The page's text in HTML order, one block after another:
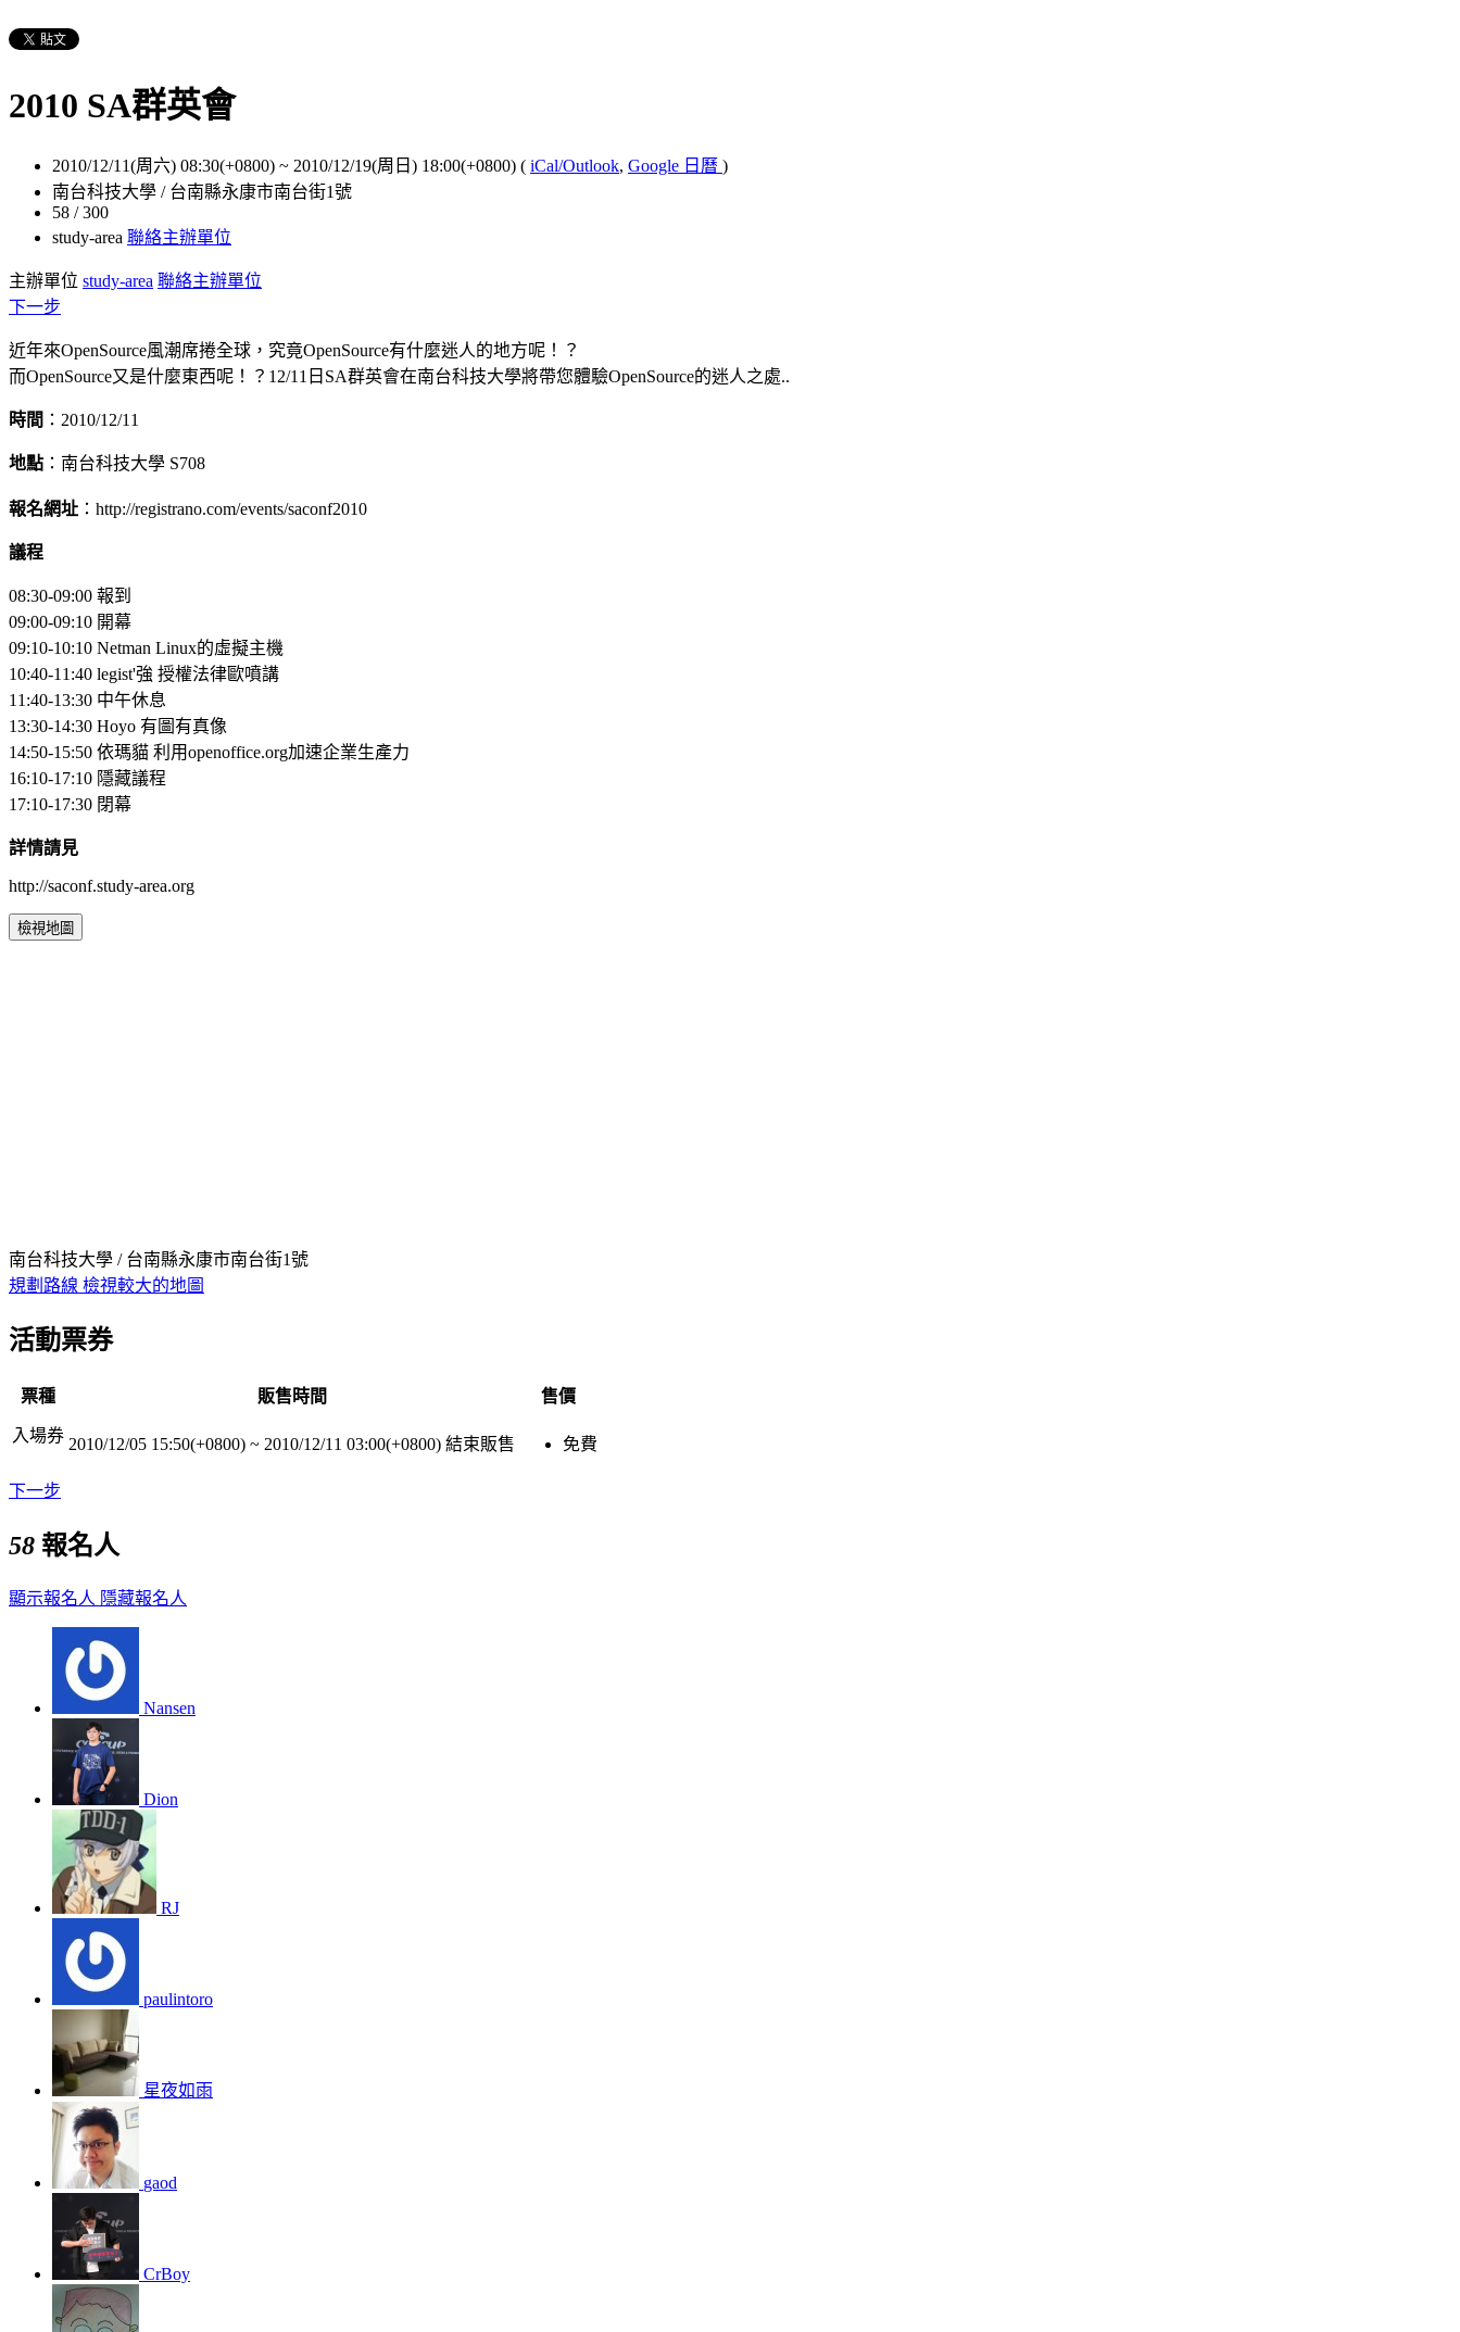
2010 SA群英會
2010/12/11(周六) 08:30(+0800) ~ 2010/12/19(周日) 18:00(+0800) ( iCal/Outlook, Google 日曆 )
南台科技大學 / 台南縣永康市南台街1號
58 / 300
study-area 聯絡主辦單位
主辦單位 study-area 聯絡主辦單位
下一步
近年來OpenSource風潮席捲全球，究竟OpenSource有什麼迷人的地方呢！？
而OpenSource又是什麼東西呢！？12/11日SA群英會在南台科技大學將帶您體驗OpenSource的迷人之處..
時間 ：2010/12/11
地點 ：南台科技大學 S708
報名網址 ：http://registrano.com/events/saconf2010
議程
08:30-09:00 報到
09:00-09:10 開幕
09:10-10:10 Netman Linux的虛擬主機
10:40-11:40 legist'強 授權法律歐噴講
11:40-13:30 中午休息
13:30-14:30 Hoyo 有圖有真像
14:50-15:50 依瑪貓 利用openoffice.org加速企業生產力
16:10-17:10 隱藏議程
17:10-17:30 閉幕
詳情請見
http://saconf.study-area.org
檢視地圖
南台科技大學 / 台南縣永康市南台街1號
規劃路線 檢視較大的地圖
活動票券
票種 販售時間 售價
入場券 2010/12/05 15:50(+0800) ~ 2010/12/11 03:00(+0800) 結束販售 免費
下一步
58 報名人
顯示報名人 隱藏報名人
Nansen
Dion
RJ
paulintoro
星夜如雨
gaod
CrBoy